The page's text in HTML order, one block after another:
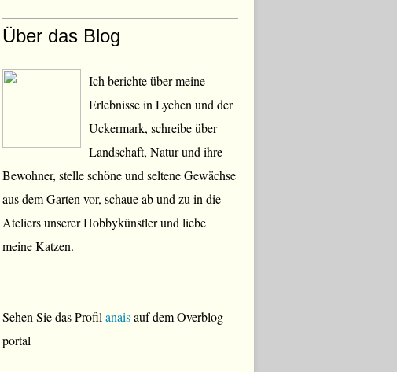
Über das Blog
Ich berichte über meine
Erlebnisse in Lychen und der
Uckermark, schreibe über
Landschaft, Natur und ihre
Bewohner, stelle schöne und seltene Gewächse
aus dem Garten vor, schaue ab und zu in die
Ateliers unserer Hobbykünstler und liebe
meine Katzen.
Sehen Sie das Profil anaisauf dem Overblog
portal